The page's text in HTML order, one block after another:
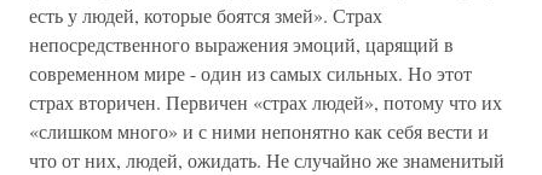
есть у людей, которые боятся змей». Страх
непосредственного выражения эмоций, царящий в
современном мире - один из самых сильных. Но этот
страх вторичен. Первичен «страх людей», потому что их
«слишком много» и с ними непонятно как себя вести и
что от них, людей, ожидать. Не случайно же знаменитый